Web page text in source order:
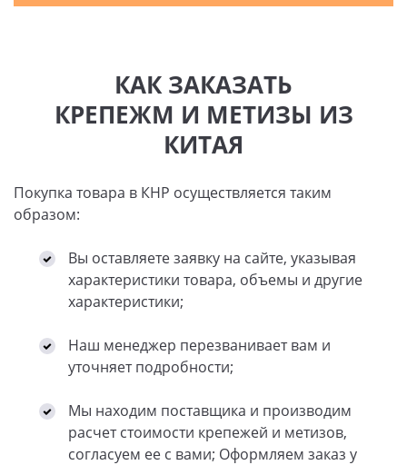
КАК ЗАКАЗАТЬ
КРЕПЕЖМ И МЕТИЗЫ ИЗ
КИТАЯ
Покупка товара в КНР осуществляется таким
образом:
Вы оставляете заявку на сайте, указывая
характеристики товара, объемы и другие
характеристики;
Наш менеджер перезванивает вам и
уточняет подробности;
Мы находим поставщика и производим
расчет стоимости крепежей и метизов,
согласуем ее с вами; Оформляем заказ у